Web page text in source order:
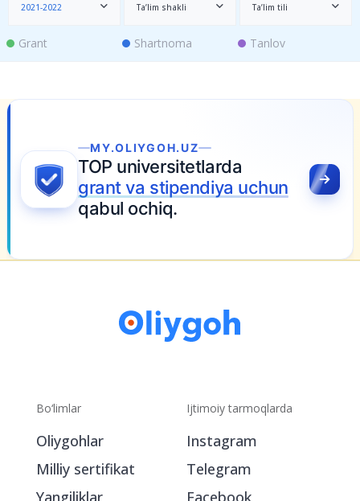
2021-2022 Ta’lim shakli Ta’lim tili
Grant Shartnoma Tanlov
MY.OLIYGOH.UZ
TOP universitetlarda
grant va stipendiya uchun
qabul ochiq.
Bo‘limlar Ijtimoiy tarmoqlarda